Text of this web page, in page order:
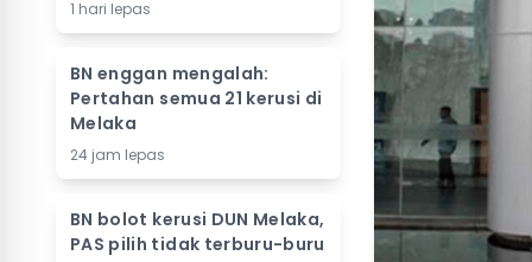
1 hari lepas
BN enggan mengalah:
Pertahan semua 21 kerusi di
Melaka
24 jam lepas
BN bolot kerusi DUN Melaka,
PAS pilih tidak terburu-buru